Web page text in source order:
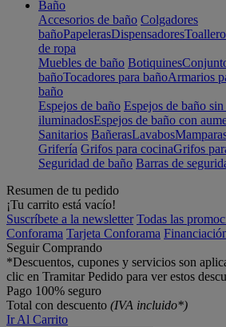
Baño
Accesorios de baño Colgadores
bañoPapelerasDispensadores
de ropa
Muebles de baño Botiquines
bañoTocadores para bañoArmarios
baño
Espejos de baño Espejos de baño
iluminadosEspejos de baño con
Sanitarios BañerasLavabos
Grifería Grifos para cocinaGrifos
Seguridad de baño Barras de
Resumen de tu pedido
¡Tu carrito está vacío!
Suscríbete a la newsletter Todas las
Conforama Tarjeta Conforama
Seguir Comprando
*Descuentos, cupones y servicios son
clic en Tramitar Pedido para ver estos
Pago 100% seguro
Total con descuento (IVA incluido*)
Ir Al Carrito